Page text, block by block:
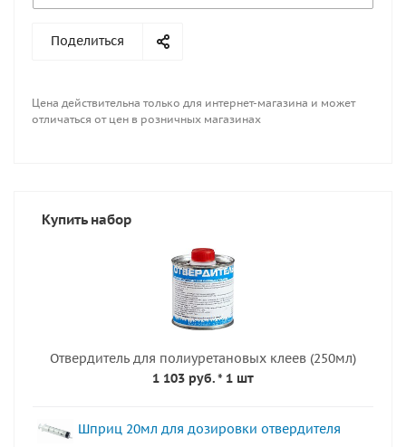
Поделиться
Цена действительна только для интернет-магазина и может
отличаться от цен в розничных магазинах
Купить набор
Отвердитель для полиуретановых клеев (250мл)
1 103 руб.* 1 шт
Шприц 20мл для дозировки отвердителя